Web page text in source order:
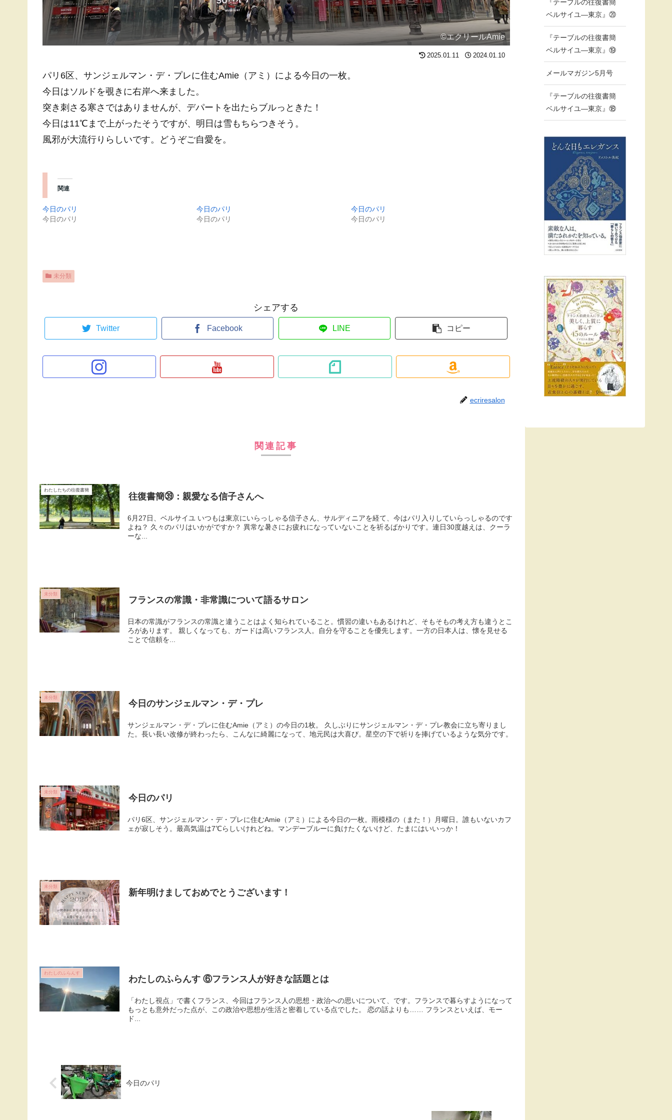
©エクリールAmie
2025.01.11 2024.01.10
パリ6区、サンジェルマン・デ・プレに住むAmie（アミ）による今日の一枚。
今日はソルドを覗きに右岸へ来ました。
突き刺さる寒さではありませんが、デパートを出たらブルっときた！
今日は11℃まで上がったそうですが、明日は雪もちらつきそう。
風邪が大流行りらしいです。どうぞご自愛を。
関連
今日のパリ
今日のパリ
今日のパリ
今日のパリ
今日のパリ
今日のパリ
未分類
シェアする
Twitter Facebook LINE コピー
ecriresalon
関連記事
わたしたちの往復書簡
往復書簡㊴：親愛なる信子さんへ
6月27日、ベルサイユ いつもは東京にいらっしゃる信子さん、サルディニアを経て、今はパリ入りしていらっしゃるのです
よね？ 久々のパリはいかがですか？ 異常な暑さにお疲れになっていないことを祈るばかりです。連日30度越えは、クーラ
ーな...
未分類
フランスの常識・非常識について語るサロン
日本の常識がフランスの常識と違うことはよく知られていること。慣習の違いもあるけれど、そもそもの考え方も違うとこ
ろがあります。 親しくなっても、ガードは高いフランス人。自分を守ることを優先します。一方の日本人は、懐を見せる
ことで信頼を...
未分類
今日のサンジェルマン・デ・プレ
サンジェルマン・デ・プレに住むAmie（アミ）の今日の1枚。 久しぶりにサンジェルマン・デ・プレ教会に立ち寄りまし
た。長い長い改修が終わったら、こんなに綺麗になって、地元民は大喜び。星空の下で祈りを捧げているような気分です。
未分類
今日のパリ
パリ6区、サンジェルマン・デ・プレに住むAmie（アミ）による今日の一枚。雨模様の（また！）月曜日。誰もいないカフ
ェが寂しそう。最高気温は7℃らしいけれどね。マンデーブルーに負けたくないけど、たまにはいいっか！
未分類
新年明けましておめでとうございます！
わたしのふらんす
わたしのふらんす ⑥フランス人が好きな話題とは
「わたし視点」で書くフランス、今回はフランス人の思想・政治への思いについて、です。フランスで暮らすようになって
もっとも意外だった点が、この政治や思想が生活と密着している点でした。 恋の話よりも…… フランスといえば、モー
ド...
今日のパリ
『テーブルの往復書簡
ベルサイユ―東京』⑳
『テーブルの往復書簡
ベルサイユ―東京』⑲
メールマガジン5月号
『テーブルの往復書簡
ベルサイユ―東京』⑱